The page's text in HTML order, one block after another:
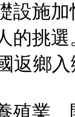
設施
的挑
返鄉
業、